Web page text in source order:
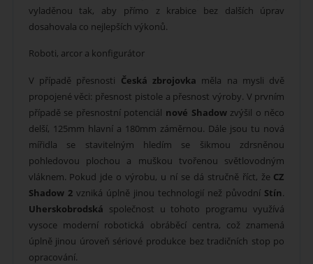
vyladěnou tak, aby přímo z krabice bez dalších úprav
dosahovala co nejlepších výkonů.
Roboti, arcor a konfigurátor
V případě přesnosti Česká zbrojovka měla na mysli dvě
propojené věci: přesnost pistole a přesnost výroby. V prvním
případě se přesnostní potenciál nové Shadowzvýšil o něco
delší, 125mm hlavní a 180mm záměrnou. Dále jsou tu nová
mířidla se stavitelným hledím se šikmou zdrsněnou
pohledovou plochou a muškou tvořenou světlovodným
vláknem. Pokud jde o výrobu, u ní se dá stručně říct, že CZ
Shadow 2vzniká úplně jinou technologií než původní Stín.
Uherskobrodská společnost u tohoto programu využívá
vysoce moderní robotická obráběcí centra, což znamená
úplně jinou úroveň sériové produkce bez tradičních stop po
opracování.